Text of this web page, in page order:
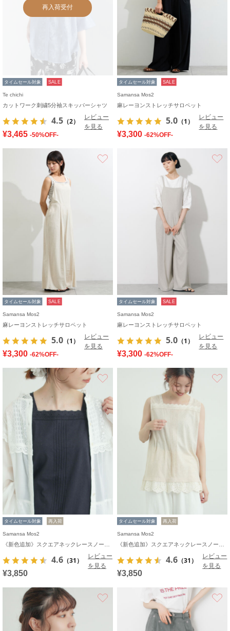
再入荷受付
タイムセール対象 SALE
Te chichi
カットワーク刺繍5分袖スキッパーシャツ
4.5 （2）
レビュー
を見る
¥3,465 -50%OFF-
タイムセール対象 SALE
Samansa Mos2
麻レーヨンストレッチサロペット
5.0 （1）
レビュー
を見る
¥3,300 -62%OFF-
タイムセール対象 SALE
Samansa Mos2
麻レーヨンストレッチサロペット
5.0 （1）
レビュー
を見る
¥3,300 -62%OFF-
タイムセール対象 SALE
Samansa Mos2
麻レーヨンストレッチサロペット
5.0 （1）
レビュー
を見る
¥3,300 -62%OFF-
タイムセール対象 再入荷
Samansa Mos2
4.6 （31）
レビュー
を見る
¥3,850
タイムセール対象 再入荷
Samansa Mos2
4.6 （31）
レビュー
を見る
¥3,850